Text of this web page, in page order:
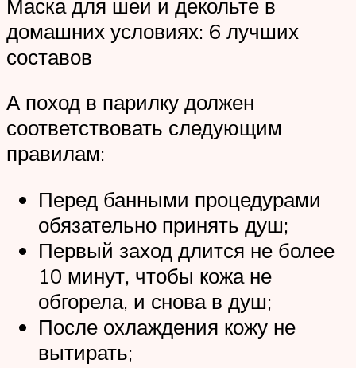
Маска для шеи и декольте в
домашних условиях: 6 лучших
составов
А поход в парилку должен
соответствовать следующим
правилам:
Перед банными процедурами
обязательно принять душ;
Первый заход длится не более
10 минут, чтобы кожа не
обгорела, и снова в душ;
После охлаждения кожу не
вытирать;